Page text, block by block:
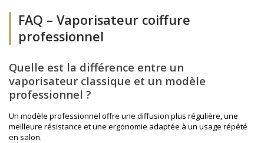
FAQ – Vaporisateur coiffure
professionnel
Quelle est la différence entre un
vaporisateur classique et un modèle
professionnel ?
Un modèle professionnel offre une diffusion plus régulière, une
meilleure résistance et une ergonomie adaptée à un usage répété
en salon.